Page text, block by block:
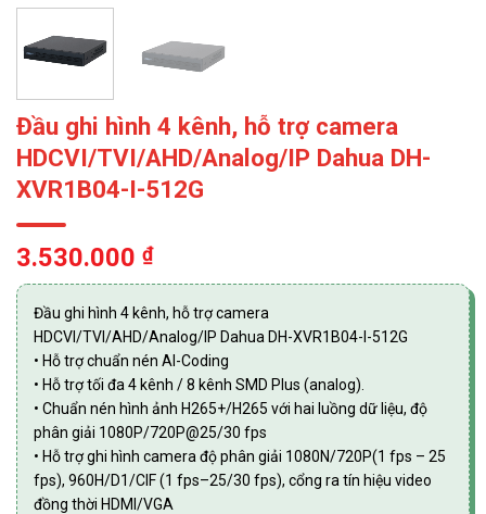
Đầu ghi hình 4 kênh, hỗ trợ camera
HDCVI/TVI/AHD/Analog/IP Dahua DH-
XVR1B04-I-512G
3.530.000 ₫
Đầu ghi hình 4 kênh, hỗ trợ camera
HDCVI/TVI/AHD/Analog/IP Dahua DH-XVR1B04-I-512G
• Hỗ trợ chuẩn nén AI-Coding
• Hỗ trợ tối đa 4 kênh / 8 kênh SMD Plus (analog).
• Chuẩn nén hình ảnh H265+/H265 với hai luồng dữ liệu, độ
phân giải 1080P/720P@25/30 fps
• Hỗ trợ ghi hình camera độ phân giải 1080N/720P(1 fps – 25
fps), 960H/D1/CIF (1 fps–25/30 fps), cổng ra tín hiệu video
đồng thời HDMI/VGA